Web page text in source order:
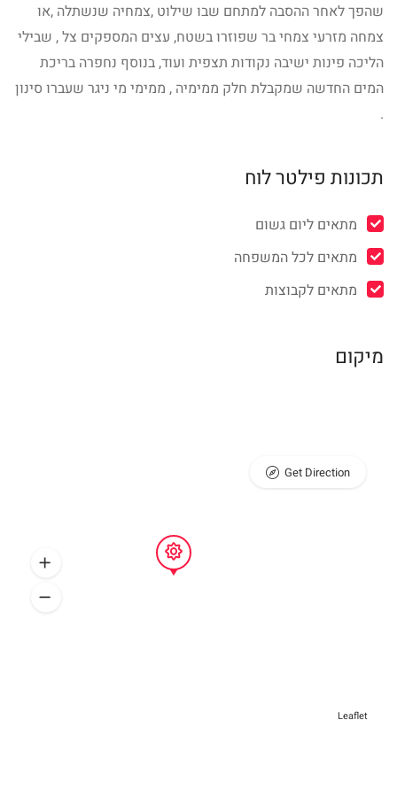
שהפך לאחר ההסבה למתחם שבו שילוט ,צמחיה שנשתלה ,או
צמחה מזרעי צמחי בר שפוזרו בשטח, עצים המספקים צל , שבילי
הליכה פינות ישיבה נקודות תצפית ועוד, בנוסף נחפרה בריכת
המים החדשה שמקבלת חלק ממימיה , ממימי מי ניגר שעברו סינון
.
תכונות פילטר לוח
מתאים ליום גשום
מתאים לכל המשפחה
מתאים לקבוצות
מיקום
Leaflet
Get Direction